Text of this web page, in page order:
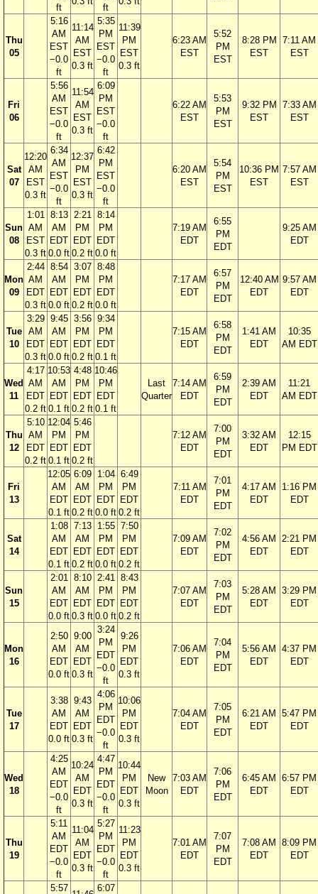
ft
ft
Thu
05
5:16
AM
EST
−0.0
ft
11:14
AM
EST
0.3 ft
5:35
PM
EST
−0.0
ft
11:39
PM
EST
0.3 ft
6:23 AM
EST
5:52
PM
EST
8:28 PM
EST
7:11 AM
EST
Fri
06
5:56
AM
EST
−0.0
ft
11:54
AM
EST
0.3 ft
6:09
PM
EST
−0.0
ft
6:22 AM
EST
5:53
PM
EST
9:32 PM
EST
7:33 AM
EST
Sat
07
12:20
AM
EST
0.3 ft
6:34
AM
EST
−0.0
ft
12:37
PM
EST
0.3 ft
6:42
PM
EST
−0.0
ft
6:20 AM
EST
5:54
PM
EST
10:36 PM
EST
7:57 AM
EST
Sun
08
1:01
AM
EST
0.3 ft
8:13
AM
EDT
0.0 ft
2:21
PM
EDT
0.2 ft
8:14
PM
EDT
0.0 ft
7:19 AM
EDT
6:55
PM
EDT
9:25 AM
EDT
Mon
09
2:44
AM
EDT
0.3 ft
8:54
AM
EDT
0.0 ft
3:07
PM
EDT
0.2 ft
8:48
PM
EDT
0.0 ft
7:17 AM
EDT
6:57
PM
EDT
12:40 AM
EDT
9:57 AM
EDT
Tue
10
3:29
AM
EDT
0.3 ft
9:45
AM
EDT
0.0 ft
3:56
PM
EDT
0.2 ft
9:34
PM
EDT
0.1 ft
7:15 AM
EDT
6:58
PM
EDT
1:41 AM
EDT
10:35
AM EDT
Wed
11
4:17
AM
EDT
0.2 ft
10:53
AM
EDT
0.1 ft
4:48
PM
EDT
0.2 ft
10:46
PM
EDT
0.1 ft
Last
Quarter
7:14 AM
EDT
6:59
PM
EDT
2:39 AM
EDT
11:21
AM EDT
Thu
12
5:10
AM
EDT
0.2 ft
12:04
PM
EDT
0.1 ft
5:46
PM
EDT
0.2 ft
7:12 AM
EDT
7:00
PM
EDT
3:32 AM
EDT
12:15
PM EDT
Fri
13
12:05
AM
EDT
0.1 ft
6:09
AM
EDT
0.2 ft
1:04
PM
EDT
0.0 ft
6:49
PM
EDT
0.2 ft
7:11 AM
EDT
7:01
PM
EDT
4:17 AM
EDT
1:16 PM
EDT
Sat
14
1:08
AM
EDT
0.1 ft
7:13
AM
EDT
0.2 ft
1:55
PM
EDT
0.0 ft
7:50
PM
EDT
0.2 ft
7:09 AM
EDT
7:02
PM
EDT
4:56 AM
EDT
2:21 PM
EDT
Sun
15
2:01
AM
EDT
0.0 ft
8:10
AM
EDT
0.3 ft
2:41
PM
EDT
0.0 ft
8:43
PM
EDT
0.2 ft
7:07 AM
EDT
7:03
PM
EDT
5:28 AM
EDT
3:29 PM
EDT
Mon
16
2:50
AM
EDT
0.0 ft
9:00
AM
EDT
0.3 ft
3:24
PM
EDT
−0.0
ft
9:26
PM
EDT
0.3 ft
7:06 AM
EDT
7:04
PM
EDT
5:56 AM
EDT
4:37 PM
EDT
Tue
17
3:38
AM
EDT
0.0 ft
9:43
AM
EDT
0.3 ft
4:06
PM
EDT
−0.0
ft
10:06
PM
EDT
0.3 ft
7:04 AM
EDT
7:05
PM
EDT
6:21 AM
EDT
5:47 PM
EDT
Wed
18
4:25
AM
EDT
−0.0
ft
10:24
AM
EDT
0.3 ft
4:47
PM
EDT
−0.0
ft
10:44
PM
EDT
0.3 ft
New
Moon
7:03 AM
EDT
7:06
PM
EDT
6:45 AM
EDT
6:57 PM
EDT
Thu
19
5:11
AM
EDT
−0.0
ft
11:04
AM
EDT
0.3 ft
5:27
PM
EDT
−0.0
ft
11:23
PM
EDT
0.3 ft
7:01 AM
EDT
7:07
PM
EDT
7:08 AM
EDT
8:09 PM
EDT
5:57 6:07